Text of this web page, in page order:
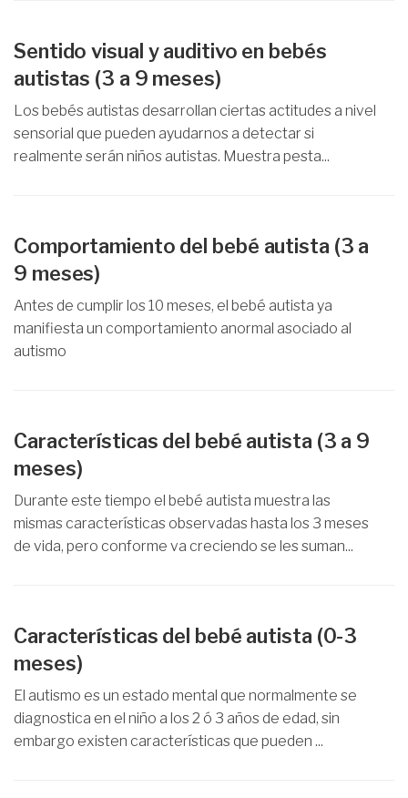
Sentido visual y auditivo en bebés
autistas (3 a 9 meses)
Los bebés autistas desarrollan ciertas actitudes a nivel
sensorial que pueden ayudarnos a detectar si
realmente serán niños autistas. Muestra pesta...
Comportamiento del bebé autista (3 a
9 meses)
Antes de cumplir los 10 meses, el bebé autista ya
manifiesta un comportamiento anormal asociado al
autismo
Características del bebé autista (3 a 9
meses)
Durante este tiempo el bebé autista muestra las
mismas características observadas hasta los 3 meses
de vida, pero conforme va creciendo se les suman...
Características del bebé autista (0-3
meses)
El autismo es un estado mental que normalmente se
diagnostica en el niño a los 2 ó 3 años de edad, sin
embargo existen características que pueden ...